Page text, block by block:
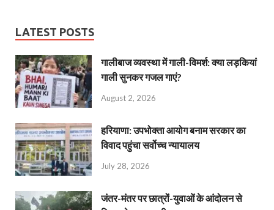
LATEST POSTS
गालीबाज व्‍यवस्‍था में गाली-विमर्श: क्या लड़कियां
गाली सुनकर गजल गाएं?
August 2, 2026
हरियाणा: उपभोक्ता आयोग बनाम सरकार का
विवाद पहुंचा सर्वोच्च न्यायालय
July 28, 2026
जंतर-मंतर पर छात्रों-युवाओं के आंदोलन से